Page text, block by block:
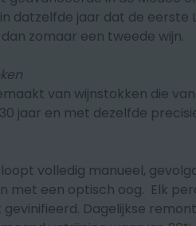
datzelfde jaar dat de eerste
zomaar een tweede wijn.
van wijnstokken die
jaar en met dezelfde
volledig manueel,
met een optisch oog. Elk
Dagelijkse